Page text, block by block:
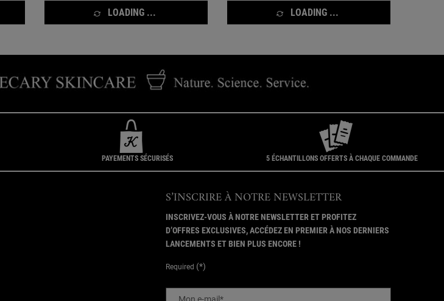
LOADING ... LOADING ...
PAYEMENTS SÉCURISÉS 5 ÉCHANTILLONS OFFERTS À CHAQUE COMMANDE
S’INSCRIRE À NOTRE NEWSLETTER
INSCRIVEZ-VOUS À NOTRE NEWSLETTER ET PROFITEZ
D’OFFRES EXCLUSIVES, ACCÉDEZ EN PREMIER À NOS DERNIERS
LANCEMENTS ET BIEN PLUS ENCORE !
Required (*)
Mon e-mail*